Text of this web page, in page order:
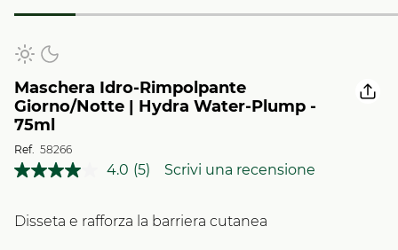
Maschera Idro-Rimpolpante
Giorno/Notte | Hydra Water-Plump -
75ml
Ref. 58266
4.0 Leggi
Stesso
(5) Scrivi una recensione
Disseta e rafforza la barriera cutanea